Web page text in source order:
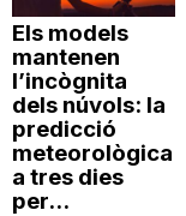
Els models
mantenen
l’incògnita
dels núvols: la
predicció
meteorològica
a tres dies
per...